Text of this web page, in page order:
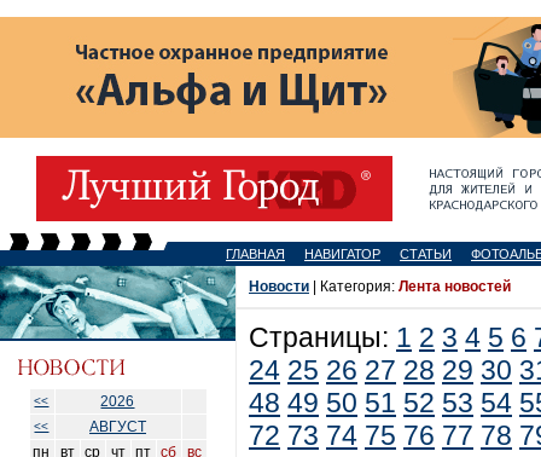
ГЛАВНАЯ НАВИГАТОР СТАТЬИ
<< 2026
<<
АВГУСТ
пн
вт ср чт пт сб
вс
Новости | Категория: Лента новостей
Страницы: 1 2 3 4 5 6
24 25 26 27 28 29 30
48 49 50 51 52 53 54
72 73 74 75 76 77 78